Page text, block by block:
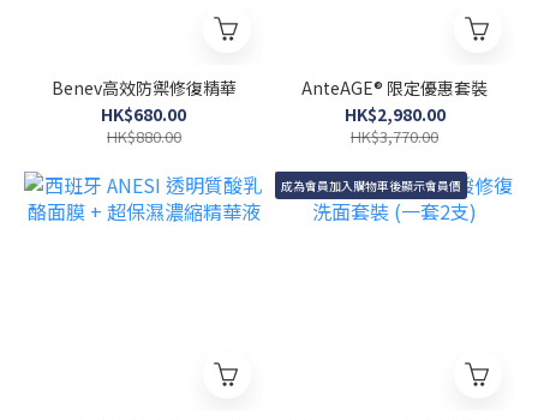
Benev高效防禦修復精華
HK$680.00
HK$880.00
AnteAGE® 限定優惠套裝
HK$2,980.00
HK$3,770.00
成為會員加入購物車後顯示會員價